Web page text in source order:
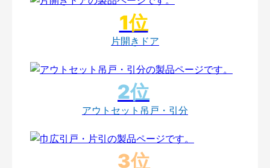
片開きドア
アウトセット吊戸・引分